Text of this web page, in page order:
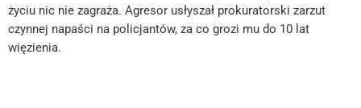
życiu nic nie zagraża. Agresor usłyszał prokuratorski zarzut
czynnej napaści na policjantów, za co grozi mu do 10 lat
więzienia.